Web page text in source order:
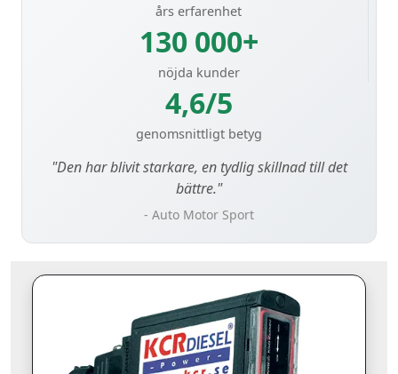
års erfarenhet
130 000+
nöjda kunder
4,6/5
genomsnittligt betyg
"Den har blivit starkare, en tydlig skillnad till det
bättre."
- Auto Motor Sport